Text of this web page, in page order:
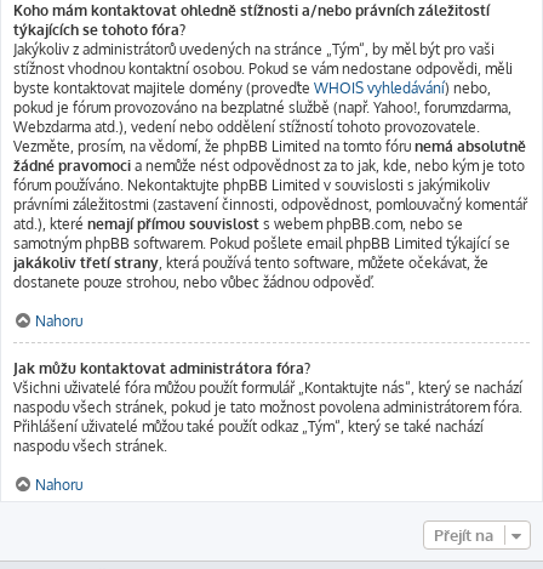
Koho mám kontaktovat ohledně stížnosti a/nebo právních záležitostí
týkajících se tohoto fóra?
Jakýkoliv z administrátorů uvedených na stránce „Tým“, by měl být pro vaši
stížnost vhodnou kontaktní osobou. Pokud se vám nedostane odpovědi, měli
byste kontaktovat majitele domény (proveďte WHOIS vyhledávání) nebo,
pokud je fórum provozováno na bezplatné službě (např. Yahoo!, forumzdarma,
Webzdarma atd.), vedení nebo oddělení stížností tohoto provozovatele.
Vezměte, prosím, na vědomí, že phpBB Limited na tomto fóru nemá absolutně
žádné pravomoci a nemůže nést odpovědnost za to jak, kde, nebo kým je toto
fórum používáno. Nekontaktujte phpBB Limited v souvislosti s jakýmikoliv
právními záležitostmi (zastavení činnosti, odpovědnost, pomlouvačný komentář
atd.), které nemají přímou souvislost s webem phpBB.com, nebo se
samotným phpBB softwarem. Pokud pošlete email phpBB Limited týkající se
jakákoliv třetí strany, která používá tento software, můžete očekávat, že
dostanete pouze strohou, nebo vůbec žádnou odpověď.
Nahoru
Jak můžu kontaktovat administrátora fóra?
Všichni uživatelé fóra můžou použít formulář „Kontaktujte nás“, který se nachází
naspodu všech stránek, pokud je tato možnost povolena administrátorem fóra.
Přihlášení uživatelé můžou také použít odkaz „Tým“, který se také nachází
naspodu všech stránek.
Nahoru
Přejít na